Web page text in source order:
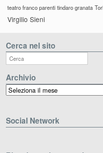
teatro franco parenti tindaro granata
Virgilio Sieni
Cerca nel sito
Archivio
Archivio
Social Network